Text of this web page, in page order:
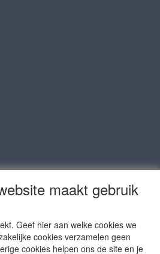
maakt gebruik
Geef hier aan welke cookies we
cookies verzamelen geen
cookies helpen ons de site en je